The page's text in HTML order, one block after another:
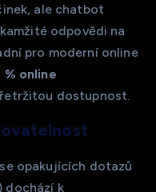
ale chatbot
odpovědi na
pro moderní online
% online
dostupnost.
opakujících dotazů
dochází k